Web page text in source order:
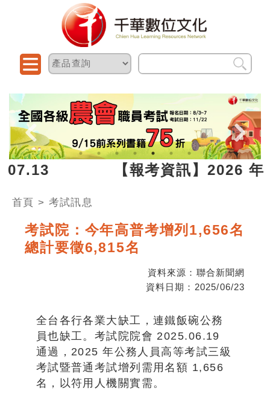
【報考資訊】2026 年
首頁 > 考試訊息
考試院：今年高普考增列1,656名
總計要徵6,815名
資料來源： 聯合新聞網
資料日期： 2025/06/23
全台各行各業大缺工，連鐵飯碗公務
員也缺工。考試院院會 2025.06.19
通過，2025 年公務人員高等考試三級
考試暨普通考試增列需用名額 1,656
名，以符用人機關實需。